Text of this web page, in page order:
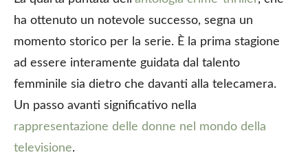
ha ottenuto un notevole successo, segna un
momento storico per la serie. È la prima stagione
ad essere interamente guidata dal talento
femminile sia dietro che davanti alla telecamera.
Un passo avanti significativo nella
rappresentazione delle donne nel mondo della
televisione.